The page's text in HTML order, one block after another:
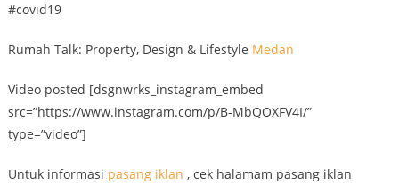
#covıd19
Rumah Talk: Property, Design & Lifestyle Medan
Video posted [dsgnwrks_instagram_embed
src=”https://www.instagram.com/p/B-MbQOXFV4I/”
type=”video”]
Untuk informasi pasang iklan , cek halamam pasang iklan